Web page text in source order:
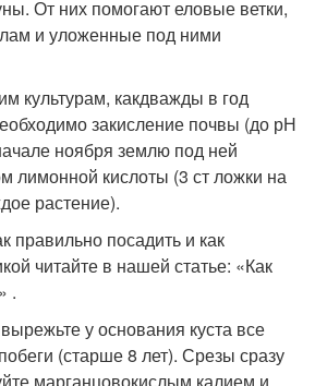
От них помогают еловые ветки,
и уложенные под ними
культурам, какдважды в год
закисление почвы (до рН
ноября землю под ней
лимонной кислоты (3 ст ложки на
растение).
правильно посадить и как
читайте в нашей статье: «Как
.
у основания куста все
(старше 8 лет). Срезы сразу